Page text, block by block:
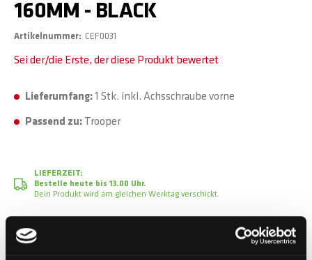
160MM - BLACK
Artikelnummer CEF0031
Sei der/die Erste, der diese Produkt bewertet
Lieferumfang:1 Stk. inkl. Achsschraube vorne
Passend zu: Trooper
LIEFERZEIT:
Bestelle heute bis 13.00 Uhr.
Dein Produkt wird am gleichen Werktag verschickt.
CHF 89.90